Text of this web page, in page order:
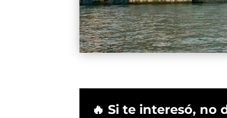
🔥 Si te interesó, no